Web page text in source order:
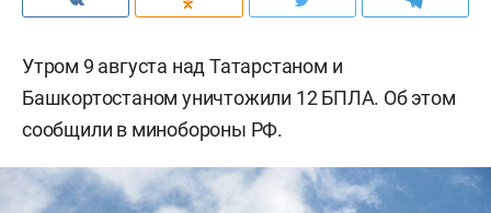
Утром 9 августа над Татарстаном и
Башкортостаном уничтожили 12 БПЛА. Об этом
сообщили в минобороны РФ.